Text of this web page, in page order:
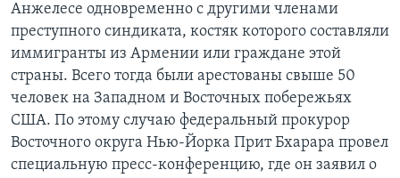
Анжелесе одновременно с другими членами
преступного синдиката, костяк которого составляли
иммигранты из Армении или граждане этой
страны. Всего тогда были арестованы свыше 50
человек на Западном и Восточных побережьях
США. По этому случаю федеральный прокурор
Восточного округа Нью-Йорка Прит Бхарара провел
специальную пресс-конференцию, где он заявил о